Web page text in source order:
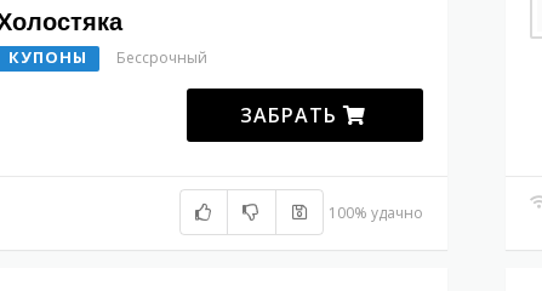
КУПОНЫ Бессрочный
ЗАБРАТЬ
100% удачно